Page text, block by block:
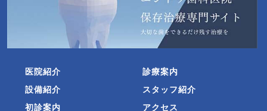
医院紹介
設備紹介
初診案内
診療案内
スタッフ紹介
アクセス